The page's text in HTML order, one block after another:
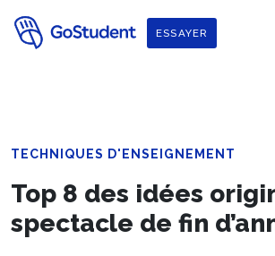
ESSAYER
TECHNIQUES D'ENSEIGNEMENT
Top 8 des idées
spectacle de fin